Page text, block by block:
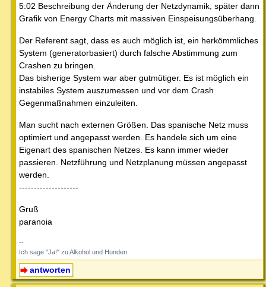
5:02 Beschreibung der Änderung der Netzdynamik, später dann
Grafik von Energy Charts mit massiven Einspeisungsüberhang.
Der Referent sagt, dass es auch möglich ist, ein herkömmliches
System (generatorbasiert) durch falsche Abstimmung zum
Crashen zu bringen.
Das bisherige System war aber gutmütiger. Es ist möglich ein
instabiles System auszumessen und vor dem Crash
Gegenmaßnahmen einzuleiten.
Man sucht nach externen Größen. Das spanische Netz muss
optimiert und angepasst werden. Es handele sich um eine
Eigenart des spanischen Netzes. Es kann immer wieder
passieren. Netzführung und Netzplanung müssen angepasst
werden.
--------------------
Gruß
paranoia
--
Ich sage "Ja!" zu Alkohol und Hunden.
antworten